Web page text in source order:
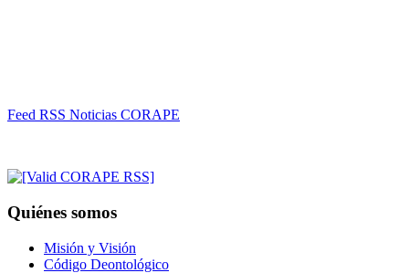
Feed RSS Noticias CORAPE
Quiénes somos
Misión y Visión
Código Deontológico